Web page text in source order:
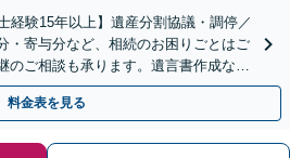
経験15年以上】遺産分割協議・調停／
・寄与分など、相続のお困りごとはご
ご相談も承ります。遺言書作成など
】【Web面談可】
料金表を見る